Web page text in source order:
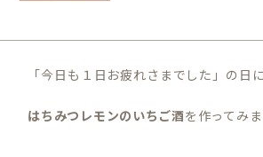
「今日も１日お疲れさまでした」の日に
はちみつレモンのいちご酒を作ってみ